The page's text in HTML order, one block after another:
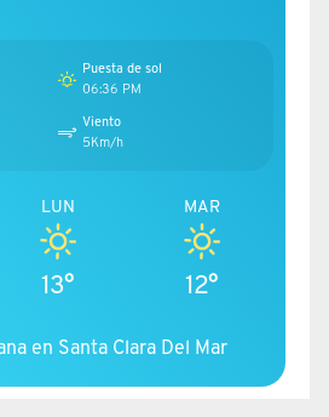
Puesta de sol
06:36 PM
Viento
5Km/h
LUN
13°
MAR
12°
en Santa Clara Del Mar